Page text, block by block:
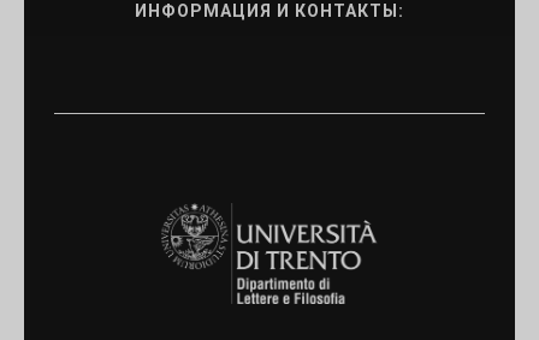
ИНФОРМАЦИЯ И КОНТАКТЫ: